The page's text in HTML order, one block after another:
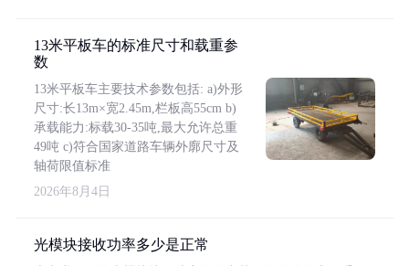
13米平板车的标准尺寸和载重参
数
13米平板车主要技术参数包括: a)外形
尺寸:长13m×宽2.45m,栏板高55cm b)
承载能力:标载30-35吨,最大允许总重
49吨 c)符合国家道路车辆外廓尺寸及
轴荷限值标准
2026年8月4日
光模块接收功率多少是正常